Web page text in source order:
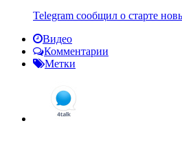
Telegram сообщил о старте
Видео
Комментарии
Метки